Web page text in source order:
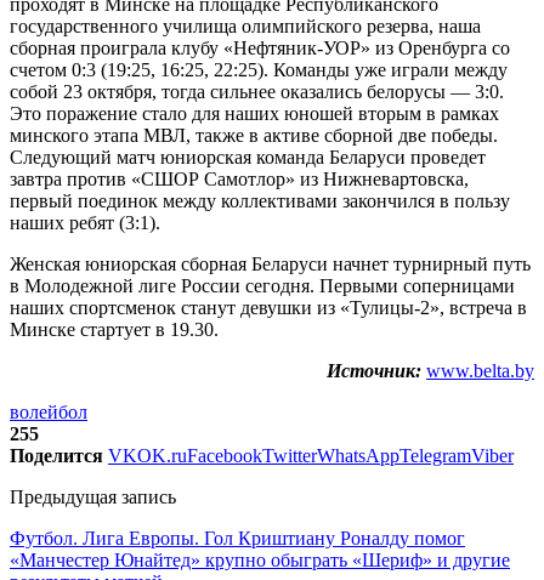
государственного училища олимпийского резерва, наша
сборная проиграла клубу «Нефтяник-УОР» из Оренбурга со
счетом 0:3 (19:25, 16:25, 22:25). Команды уже играли между
собой 23 октября, тогда сильнее оказались белорусы — 3:0.
Это поражение стало для наших юношей вторым в рамках
минского этапа МВЛ, также в активе сборной две победы.
Следующий матч юниорская команда Беларуси проведет
завтра против «СШОР Самотлор» из Нижневартовска,
первый поединок между коллективами закончился в пользу
наших ребят (3:1).
Женская юниорская сборная Беларуси начнет турнирный путь
в Молодежной лиге России сегодня. Первыми соперницами
наших спортсменок станут девушки из «Тулицы-2», встреча в
Минске стартует в 19.30.
Источник: www.belta.by
волейбол
255
Поделится VKOK.ruFacebookTwitterWhatsAppTelegramViber
Предыдущая запись
Футбол. Лига Европы. Гол Криштиану Роналду помог
«Манчестер Юнайтед» крупно обыграть «Шериф» и другие